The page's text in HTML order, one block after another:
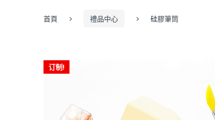
首頁 禮品中心 硅膠筆筒
订制!